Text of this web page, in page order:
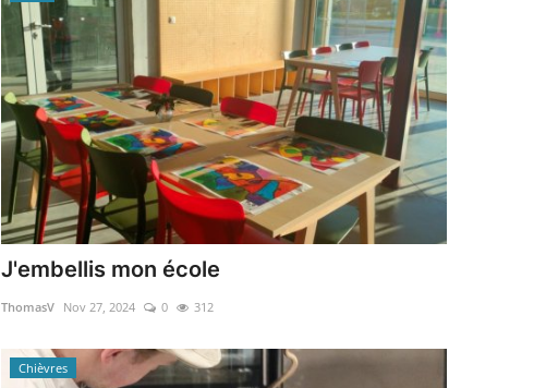
J'embellis mon école
ThomasV Nov 27, 2024 0 312
Chièvres